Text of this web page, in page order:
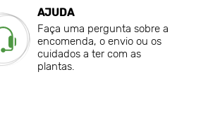
AJUDA
Faça uma pergunta sobre a
encomenda, o envio ou os
cuidados a ter com as
plantas.